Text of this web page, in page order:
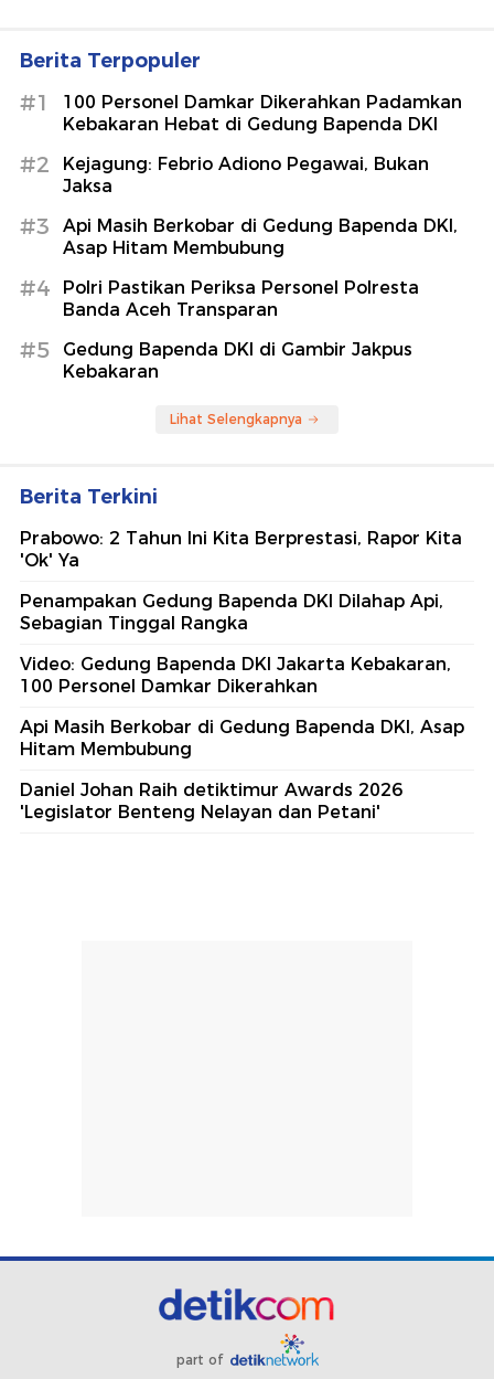
Berita Terpopuler
#1
100 Personel Damkar Dikerahkan Padamkan
Kebakaran Hebat di Gedung Bapenda DKI
#2
Kejagung: Febrio Adiono Pegawai, Bukan
Jaksa
#3
Api Masih Berkobar di Gedung Bapenda DKI,
Asap Hitam Membubung
#4
Polri Pastikan Periksa Personel Polresta
Banda Aceh Transparan
#5
Gedung Bapenda DKI di Gambir Jakpus
Kebakaran
Lihat Selengkapnya
Berita Terkini
Prabowo: 2 Tahun Ini Kita Berprestasi, Rapor Kita
'Ok' Ya
Penampakan Gedung Bapenda DKI Dilahap Api,
Sebagian Tinggal Rangka
Video: Gedung Bapenda DKI Jakarta Kebakaran,
100 Personel Damkar Dikerahkan
Api Masih Berkobar di Gedung Bapenda DKI, Asap
Hitam Membubung
Daniel Johan Raih detiktimur Awards 2026
'Legislator Benteng Nelayan dan Petani'
part of